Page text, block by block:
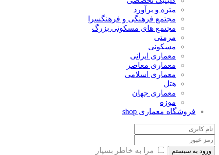
متره و برآورد
مجتمع فرهنگی و فرهنگسرا
مجتمع های مسکونی بزرگ
مرمتی
مسکونی
معماری ایرانی
معماری معاصر
معماری اسلامی
هتل
معماری جهان
موزه
فروشگاه معماری shop
ورود به سیستم
مرا به خاطر بسپار